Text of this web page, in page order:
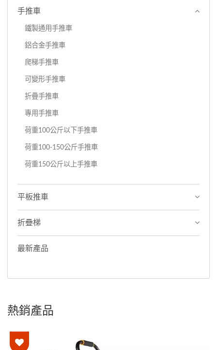
手推車
鐵製通用手推車
鋁合金手推車
爬梯手推車
可變形手推車
折疊手推車
專用手推車
荷重100公斤以下手推車
荷重100-150公斤手推車
荷重150公斤以上手推車
平板推車
折疊梯
最新產品
熱銷產品